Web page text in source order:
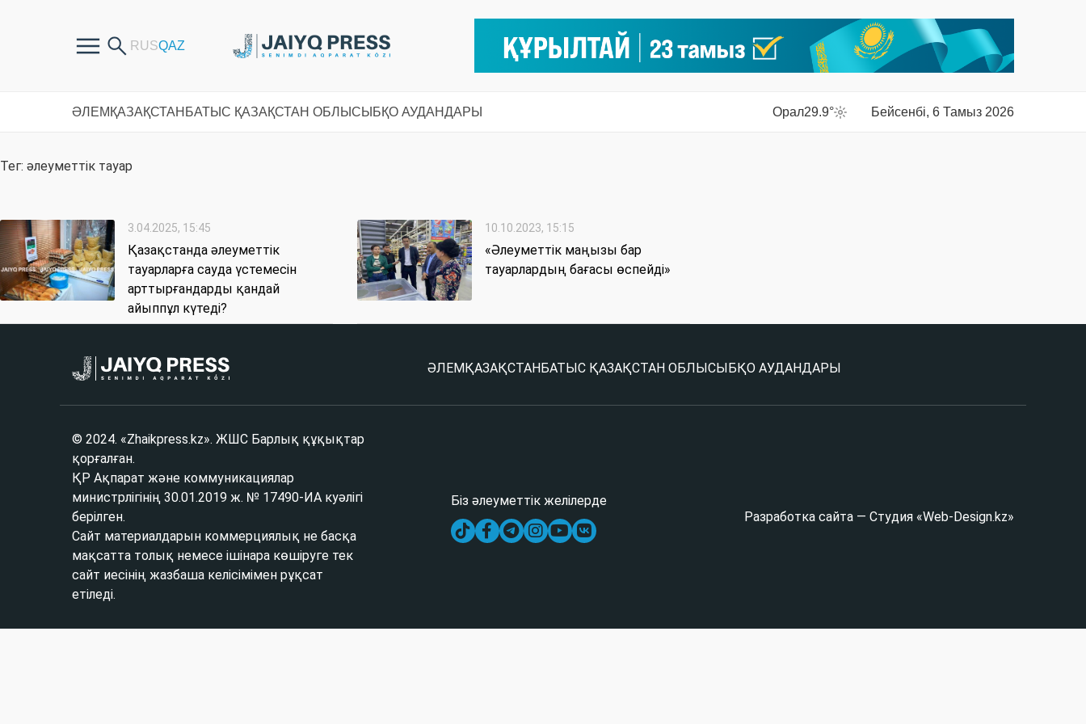
ӘЛЕМ ҚАЗАҚСТАН БАТЫС ҚАЗАҚСТАН ОБЛЫСЫ БҚО АУДАНДАРЫ Орал29.9° Бейсенбі, 6 Тамыз 2026
Тег: әлеуметтік тауар
3.04.2025, 15:45
Қазақстанда әлеуметтік
тауарларға сауда үстемесін
арттырғандарды қандай
айыппұл күтеді?
10.10.2023, 15:15
«Әлеуметтік маңызы бар
тауарлардың бағасы өспейді»
ӘЛЕМ ҚАЗАҚСТАН БАТЫС ҚАЗАҚСТАН ОБЛЫСЫ БҚО АУДАНДАРЫ
© 2024. «Zhaikpress.kz». ЖШС Барлық құқықтар
қорғалған.
ҚР Ақпарат және коммуникациялар
министрлігінің 30.01.2019 ж. № 17490-ИА куәлігі
берілген.
Сайт материалдарын коммерциялық не басқа
мақсатта толық немесе ішінара көшіруге тек
сайт иесінің жазбаша келісімімен рұқсат
етіледі.
Біз әлеуметтік желілерде
Разработка сайта — Студия «Web-Design.kz»